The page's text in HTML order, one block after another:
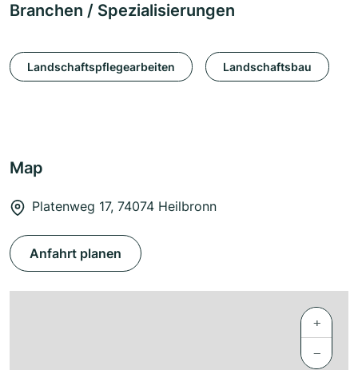
Branchen / Spezialisierungen
Landschaftspflegearbeiten Landschaftsbau
Map
Platenweg 17, 74074 Heilbronn
Anfahrt planen
+
−